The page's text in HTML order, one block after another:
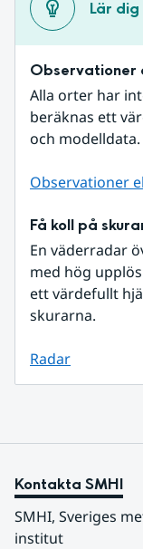
Lär dig
Observationer
Alla orter har
beräknas ett
och modelldata.
Observationer
Få koll på
En väderradar
med hög
ett värdefullt
skurarna.
Radar
Kontakta SMHI
SMHI, Sveriges
institut